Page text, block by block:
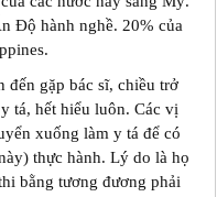
Độ hành nghề. 20% của
đến gặp bác sĩ, chiều trở
tá, hết hiểu luôn. Các vị
xuống làm y tá để có
thực hành. Lý do là họ
bằng tương đương phải